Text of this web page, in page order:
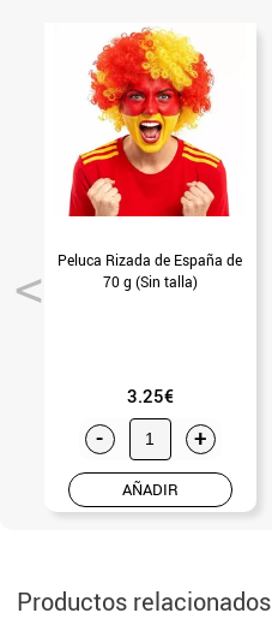
Peluca Rizada de España de
70 g (Sin talla)
3.25€
- +
AÑADIR
Productos relacionados